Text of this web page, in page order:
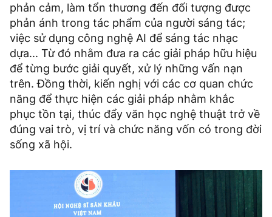
phản cảm, làm tổn thương đến đối tượng được
phản ánh trong tác phẩm của người sáng tác;
việc sử dụng công nghệ AI để sáng tác nhạc
dựa... Từ đó nhằm đưa ra các giải pháp hữu hiệu
để từng bước giải quyết, xử lý những vấn nạn
trên. Đồng thời, kiến nghị với các cơ quan chức
năng để thực hiện các giải pháp nhằm khắc
phục tồn tại, thúc đẩy văn học nghệ thuật trở về
đúng vai trò, vị trí và chức năng vốn có trong đời
sống xã hội.